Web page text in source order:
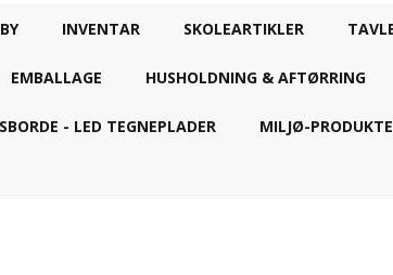
INVENTAR SKOLEARTIKLER
EMBALLAGE HUSHOLDNING & AFTØRRING
- LED TEGNEPLADER MILJØ-